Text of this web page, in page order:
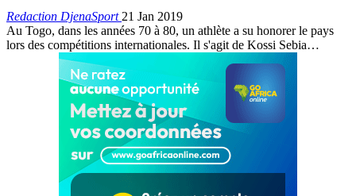
Redaction DjenaSport 21 Jan 2019
Au Togo, dans les années 70 à 80, un athlète a su honorer le pays
lors des compétitions internationales. Il s'agit de Kossi Sebia…